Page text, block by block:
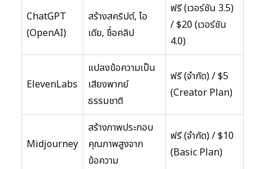
ChatGPT
(OpenAI)
สร้างสคริปต์, ไอ
เดีย, ชื่อคลิป
ฟรี (เวอร์ชัน 3.5)
/ $20 (เวอร์ชัน
4.0)
ElevenLabs
แปลงข้อความเป็น
เสียงพากย์
ธรรมชาติ
ฟรี (จำกัด) / $5
(Creator Plan)
Midjourney
สร้างภาพประกอบ
คุณภาพสูงจาก
ข้อความ
ฟรี (จำกัด) / $10
(Basic Plan)